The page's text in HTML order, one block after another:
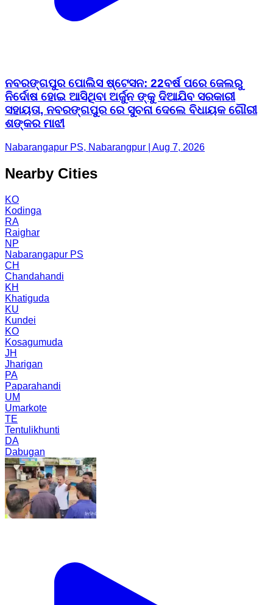
ନବରଙ୍ଗପୁର ପୋଲିସ ଷ୍ଟେସନ: 22ବର୍ଷ ପରେ ଜେଲରୁ
ନିର୍ଦୋଷ ହୋଇ ଆସିଥିବା ଅର୍ଜୁନ ଙ୍କୁ ଦିଆଯିବ ସରକାରୀ
ସହାୟତା, ନବରଙ୍ଗପୁର ରେ ସୁଚନା ଦେଲେ ବିଧାୟକ ଗୌରୀ
ଶଙ୍କର ମାଝୀ
Nabarangapur PS, Nabarangpur | Aug 7, 2026
Nearby Cities
KO
Kodinga
RA
Raighar
NP
Nabarangapur PS
CH
Chandahandi
KH
Khatiguda
KU
Kundei
KO
Kosagumuda
JH
Jharigan
PA
Paparahandi
UM
Umarkote
TE
Tentulikhunti
DA
Dabugan